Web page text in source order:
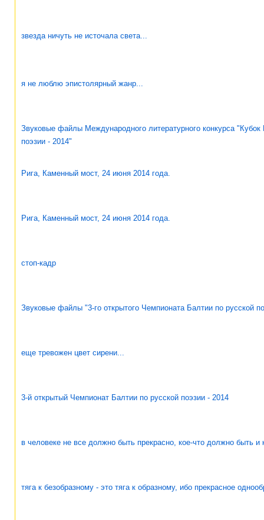
звезда ничуть не источала света...
я не люблю эпистолярный жанр...
Звуковые файлы Международного литературного конкурса "Кубок
поэзии - 2014"
Рига, Каменный мост, 24 июня 2014 года.
Рига, Каменный мост, 24 июня 2014 года.
стоп-кадр
Звуковые файлы "3-го открытого Чемпионата Балтии по русской
еще тревожен цвет сирени...
3-й открытый Чемпионат Балтии по русской поэзии - 2014
в человеке не все должно быть прекрасно, кое-что должно быть и
тяга к безобразному - это тяга к образному, ибо прекрасное